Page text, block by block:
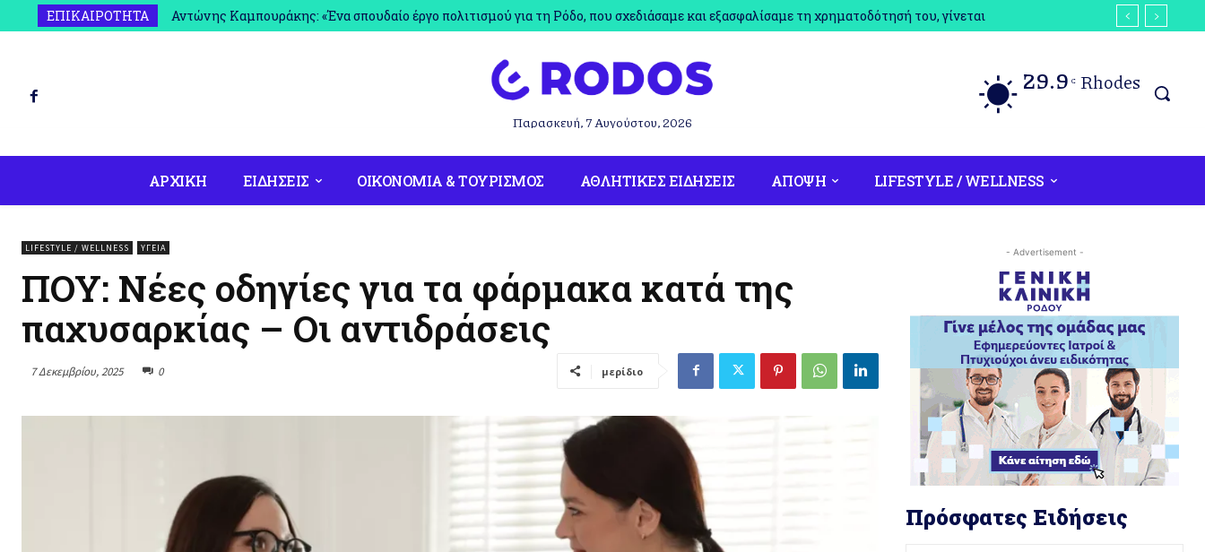
ΕΠΙΚΑΙΡΟΤΗΤΑ
Αντώνης Καμπουράκης: «Ένα σπουδαίο έργο πολιτισμού για τη Ρόδο, που σχεδιάσαμε και εξασφαλίσαμε τη χρηματοδότησή του, γίνεται
Παρασκευή, 7 Αυγούστου, 2026
29.9 C Rhodes
ΑΡΧΙΚΗ ΕΙΔΗΣΕΙΣ ΟΙΚΟΝΟΜΙΑ & ΤΟΥΡΙΣΜΟΣ ΑΘΛΗΤΙΚΕΣ ΕΙΔΗΣΕΙΣ ΑΠΟΨΗ LIFESTYLE / WELLNESS
LIFESTYLE / WELLNESS ΥΓΕΊΑ
ΠΟΥ: Νέες οδηγίες για τα φάρμακα κατά της
παχυσαρκίας – Οι αντιδράσεις
7 Δεκεμβρίου, 2025 0 μερίδιο
- Advertisement -
Πρόσφατες Ειδήσεις